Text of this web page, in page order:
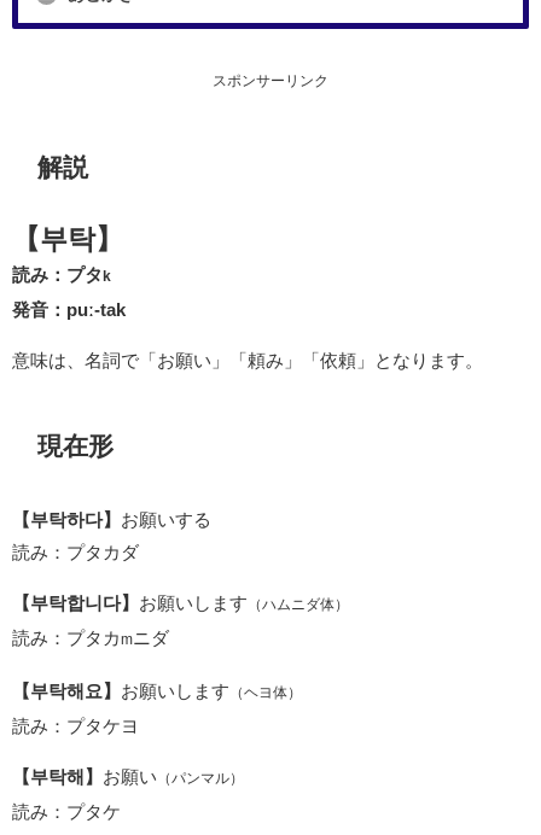
スポンサーリンク
解説
【부탁】
読み：プタ k
発音：puː-tak
意味は、名詞で「お願い」「頼み」「依頼」となります。
現在形
【부탁하다】 お願いする
読み：プタカダ
【부탁합니다】 お願いします （ハムニダ体）
読み：プタカm ニダ
【부탁해요】 お願いします （ヘヨ体）
読み：プタケヨ
【부탁해】 お願い （パンマル）
読み：プタケ